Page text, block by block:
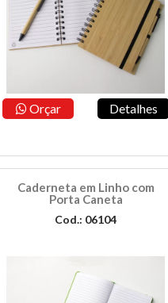
Orçar Detalhes
Caderneta em Linho com
Porta Caneta
Cod.: 06104